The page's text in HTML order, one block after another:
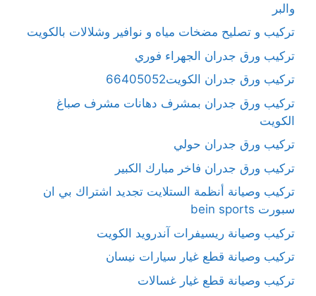
والبر
تركيب و تصليح مضخات مياه و نوافير وشلالات بالكويت
تركيب ورق جدران الجهراء فوري
تركيب ورق جدران الكويت66405052
تركيب ورق جدران بمشرف دهانات مشرف صباغ
الكويت
تركيب ورق جدران حولي
تركيب ورق جدران فاخر مبارك الكبير
تركيب وصيانة أنظمة الستلايت تجديد اشتراك بي ان
سبورت bein sports
تركيب وصيانة ريسيفرات آندرويد الكويت
تركيب وصيانة قطع غيار سيارات نيسان
تركيب وصيانة قطع غيار غسالات